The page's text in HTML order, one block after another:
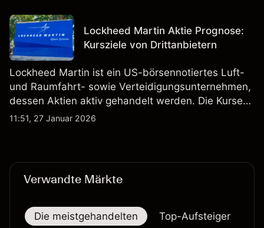
Märkten umfasst.
Lockheed Martin Aktie Prognose:
Kursziele von Drittanbietern
Lockheed Martin ist ein US-börsennotiertes Luft-
und Raumfahrt- sowie Verteidigungsunternehmen,
dessen Aktien aktiv gehandelt werden. Die Kurse
werden von Unternehmensergebnissen,
11:51, 27 Januar 2026
Verwandte Märkte
Die meistgehandelten Top-Aufsteiger